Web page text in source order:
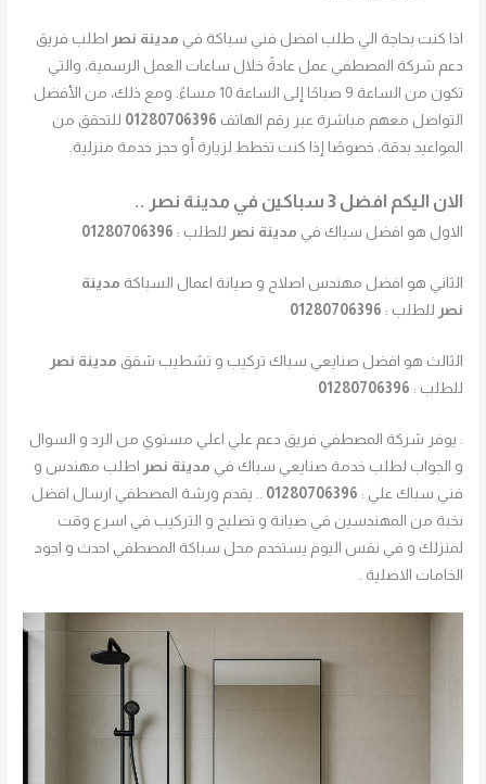
اذا كنت بحاجة الي طلب افضل فني سباكة في مدينة نصر
اطلب فريق
دعم شركة المصطفي عمل عادةً خلال ساعات العمل الرسمية، والتي
تكون من الساعة 9 صباحًا إلى الساعة 10 مساءً. ومع ذلك، من الأفضل
التواصل معهم مباشرة عبر رقم الهاتف 01280706396 للتحقق من
المواعيد بدقة، خصوصًا إذا كنت تخطط لزيارة أو حجز خدمة منزلية.
الان اليكم افضل 3 سباكين في مدينة نصر ..
الاول هو افضل سباك في مدينة نصر للطلب : 01280706396
الثاني هو افضل مهندس اصلاح و صيانة اعمال السباكة مدينة
نصر للطلب : 01280706396
الثالث هو افضل صنايعي سباك تركيب و تشطيب شقق مدينة نصر
للطلب : 01280706396
. يوفر شركة المصطفي فريق دعم علي اعلي مستوي من الرد و السوال
و الجواب لطلب خدمة صنايعي سباك في مدينة نصر
اطلب مهندس و
فني سباك علي : 01280706396
.. يقدم ورشة المصطفي ارسال افضل
نخبة من المهندسين في صيانة و تصليح و التركيب في اسرع وقت
لمنزلك و في نفس اليوم يستخدم محل سباكة المصطفي احدث و اجود
الخامات الاصلية .